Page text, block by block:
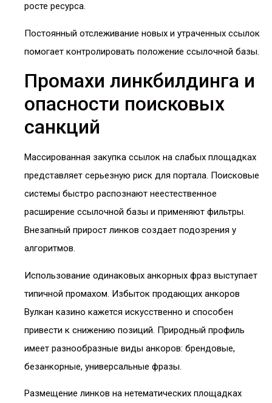
росте ресурса.
Постоянный отслеживание новых и утраченных ссылок
помогает контролировать положение ссылочной базы.
Промахи линкбилдинга и
опасности поисковых
санкций
Массированная закупка ссылок на слабых площадках
представляет серьезную риск для портала. Поисковые
системы быстро распознают неестественное
расширение ссылочной базы и применяют фильтры.
Внезапный прирост линков создает подозрения у
алгоритмов.
Использование одинаковых анкорных фраз выступает
типичной промахом. Избыток продающих анкоров
Вулкан казино кажется искусственно и способен
привести к снижению позиций. Природный профиль
имеет разнообразные виды анкоров: брендовые,
безанкорные, универсальные фразы.
Размещение линков на нетематических площадках